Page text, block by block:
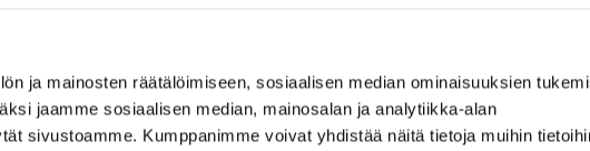
ja mainosten räätälöimiseen, sosiaalisen median ominaisuuksien
jaamme sosiaalisen median, mainosalan ja analytiikka-alan
sivustoamme. Kumppanimme voivat yhdistää näitä tietoja muihin